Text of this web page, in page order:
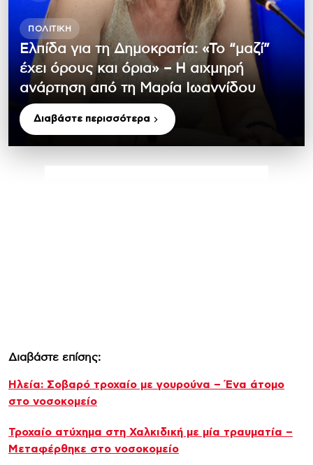
ΠΟΛΙΤΙΚΉ
Ελπίδα για τη Δημοκρατία: «Το “μαζί”
έχει όρους και όρια» – Η αιχμηρή
ανάρτηση από τη Μαρία Ιωαννίδου
Διαβάστε περισσότερα
Διαβάστε επίσης:
Ηλεία: Σοβαρό τροχαίο με γουρούνα – Ένα άτομο
στο νοσοκομείο
Τροχαίο ατύχημα στη Χαλκιδική με μία τραυματία –
Μεταφέρθηκε στο νοσοκομείο